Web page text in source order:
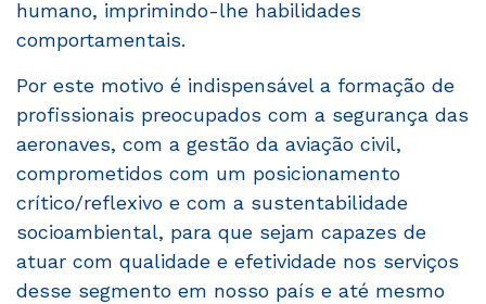
humano, imprimindo-lhe habilidades
comportamentais.
Por este motivo é indispensável a formação de
profissionais preocupados com a segurança das
aeronaves, com a gestão da aviação civil,
comprometidos com um posicionamento
crítico/reflexivo e com a sustentabilidade
socioambiental, para que sejam capazes de
atuar com qualidade e efetividade nos serviços
desse segmento em nosso país e até mesmo